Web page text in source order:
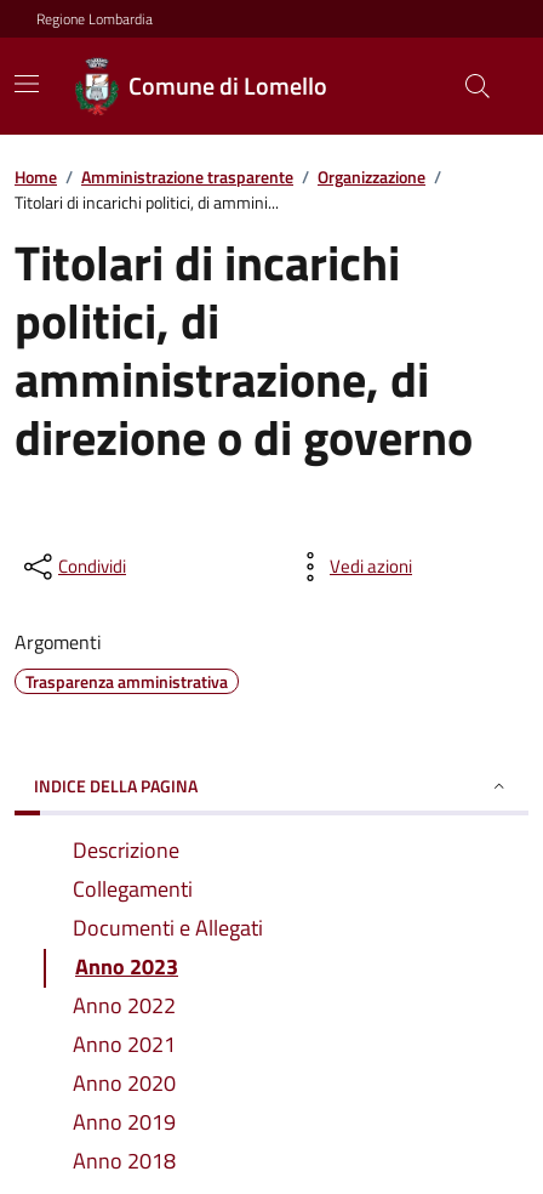
Regione Lombardia
Comune di Lomello
Home / Amministrazione trasparente / Organizzazione /
Titolari di incarichi politici, di ammini...
Titolari di incarichi
politici, di
amministrazione, di
direzione o di governo
Condividi Vedi azioni
Argomenti
Trasparenza amministrativa
INDICE DELLA PAGINA
Descrizione
Collegamenti
Documenti e Allegati
Anno 2023
Anno 2022
Anno 2021
Anno 2020
Anno 2019
Anno 2018